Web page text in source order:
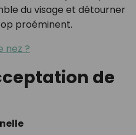
du visage et détourner
proéminent.
nez ?
de